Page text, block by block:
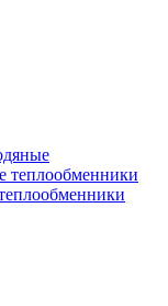
теплообменники